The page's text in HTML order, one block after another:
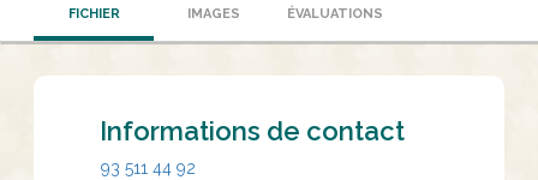
FICHIER IMAGES ÉVALUATIONS
Informations de contact
93 511 44 92